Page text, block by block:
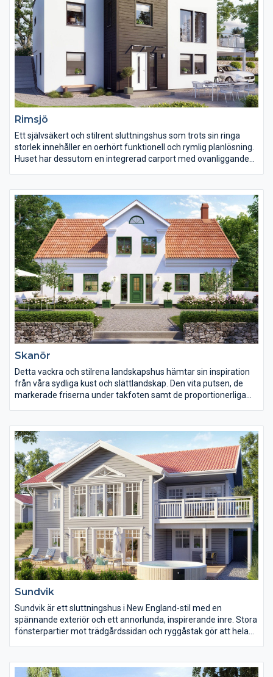
Rimsjö
Ett självsäkert och stilrent sluttningshus som trots sin ringa
storlek innehåller en oerhört funktionell och rymlig planlösning.
Huset har dessutom en integrerad carport med ovanliggande
Skanör
Detta vackra och stilrena landskapshus hämtar sin inspiration
från våra sydliga kust och slättlandskap. Den vita putsen, de
markerade friserna under takfoten samt de proportionerliga
i detaljerna.
Sundvik
Sundvik är ett sluttningshus i New England-stil med en
spännande exteriör och ett annorlunda, inspirerande inre. Stora
fönsterpartier mot trädgårdssidan och ryggåstak gör att hela
entrésida och trädgård.